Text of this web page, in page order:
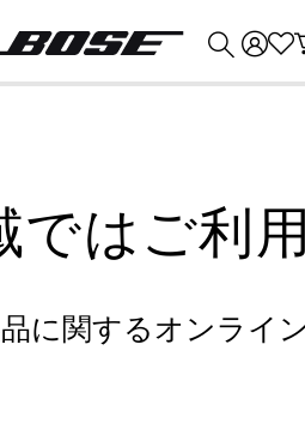
ではご利
に関するオンライ